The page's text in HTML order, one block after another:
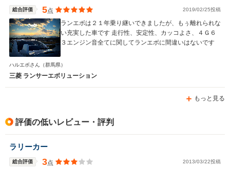
総合評価 5点 2019/02/25投稿
ランエボは２１年乗り継いできましたが、もぅ離れられな
い充実した車です 走行性、安定性、カッコよさ、４Ｇ６
３エンジン音全てに関してランエボに間違いはないです
ハルエボさん （群馬県）
三菱 ランサーエボリューション
もっと見る
評価の低いレビュー・評判
ラリーカー
総合評価 3点 2013/03/22投稿